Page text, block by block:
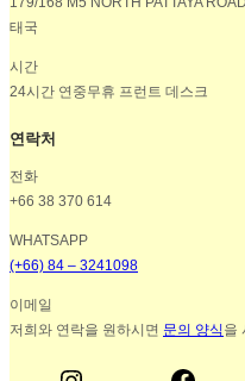
태국
시간
24시간 연중무휴 프런트 데스크
연락처
전화
+66 38 370 614
WHATSAPP
(+66) 84 – 3241098
이메일
저희와 연락을 원하시면 문의 양식을